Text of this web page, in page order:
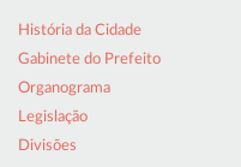
História da Cidade
Gabinete do Prefeito
Organograma
Legislação
Divisões